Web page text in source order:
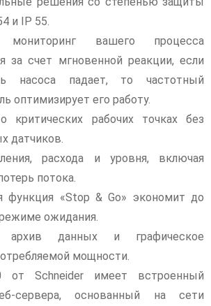
и IP 55.
мониторинг вашего процесса
за счет мгновенной реакции, если
насоса падает, то частотный
оптимизирует его работу.
критических рабочих точках без
датчиков.
расхода и уровня, включая
потока.
функция «Stop & Go» экономит до
ожидания.
данных и графическое
мощности.
от Schneider имеет встроенный
сервера, основанный на сети